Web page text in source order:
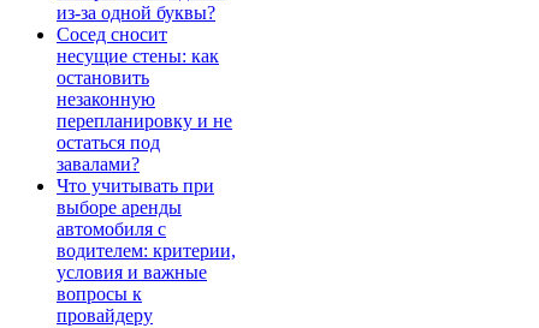
из-за одной буквы?
Сосед сносит
несущие стены: как
остановить
незаконную
перепланировку и не
остаться под
завалами?
Что учитывать при
выборе аренды
автомобиля с
водителем: критерии,
условия и важные
вопросы к
провайдеру